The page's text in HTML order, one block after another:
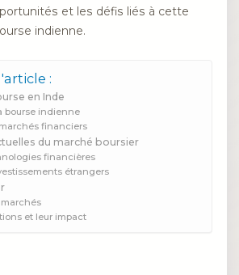
et les défis liés à cette
indienne.
:
en Inde
bourse indienne
financiers
du marché boursier
financières
étrangers
et leur impact